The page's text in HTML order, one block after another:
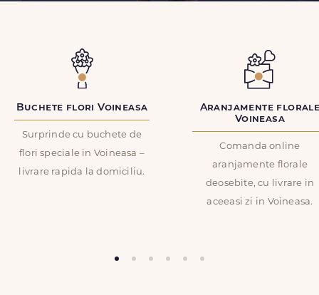
Buchete flori Voineasa
Surprinde cu buchete de
flori speciale in Voineasa –
livrare rapida la domiciliu.
Aranjamente
Voineasa
Comanda online
aranjamente florale
deosebite, cu livrare in
aceeasi zi in Voineasa.